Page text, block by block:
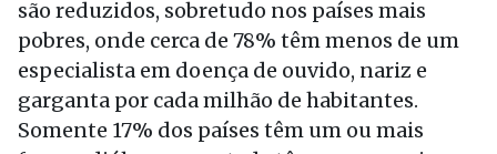
são reduzidos, sobretudo nos países mais
pobres, onde cerca de 78% têm menos de um
especialista em doença de ouvido, nariz e
garganta por cada milhão de habitantes.
Somente 17% dos países têm um ou mais